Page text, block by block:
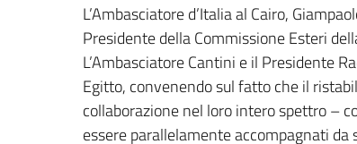
L’Ambasciatore d’Italia al Cairo,
Presidente della Commissione Esteri
L’Ambasciatore Cantini e il Presidente
Egitto, convenendo sul fatto che il
collaborazione nel loro intero spettro –
essere parallelamente accompagnati